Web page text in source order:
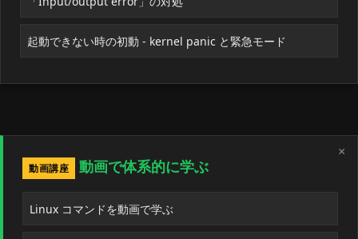
起動できない時の初動 - kernel panic と緊急モード
×
動画講座
動画で体系的に学ぶ
Linux コマンドを動画で学ぶ